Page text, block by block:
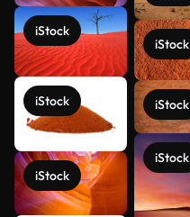
iStock
iStock
iStock
iStock
iStock
iStock